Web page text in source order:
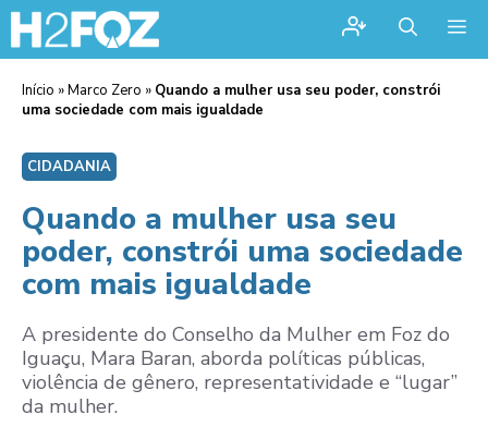
Início »Marco Zero » Quando a mulher usa seu poder, constrói
uma sociedade com mais igualdade
CIDADANIA
Quando a mulher usa seu
poder, constrói uma sociedade
com mais igualdade
A presidente do Conselho da Mulher em Foz do
Iguaçu, Mara Baran, aborda políticas públicas,
violência de gênero, representatividade e “lugar”
da mulher.